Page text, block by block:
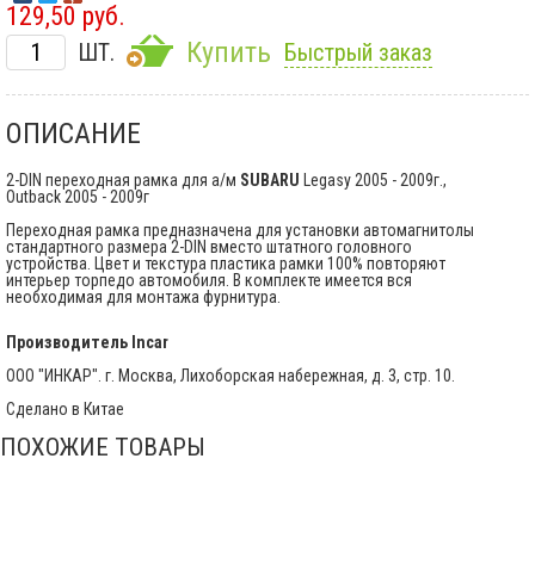
129,50 руб.
ШТ. Купить Быстрый заказ
ОПИСАНИЕ
2-DIN переходная рамка для а/м SUBARU Legasy 2005 - 2009г.,
Outback 2005 - 2009г
Переходная рамка предназначена для установки автомагнитолы
стандартного размера 2-DIN вместо штатного головного
устройства. Цвет и текстура пластика рамки 100% повторяют
интерьер торпедо автомобиля. В комплекте имеется вся
необходимая для монтажа фурнитура.
Производитель Incar
ООО "ИНКАР". г. Москва, Лихоборская набережная, д. 3, стр. 10.
Сделано в Китае
ПОХОЖИЕ ТОВАРЫ